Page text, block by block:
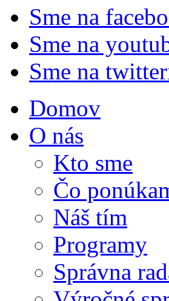
Sme na
Sme na
Sme na
Domov
O nás
Kto sme
Čo
Náš tím
Programy
Správna